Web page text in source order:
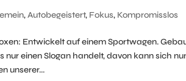
,Autobegeistert, Fokus, Kompromisslos
Entwickelt auf einem Sportwagen.
nur einen Slogan handelt, davon kann sich
unserer...